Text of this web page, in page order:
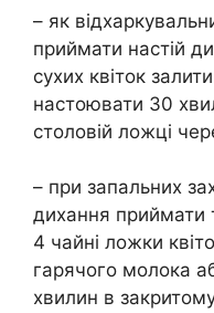
– як
приймати настій
сухих квіток
настоювати 30
столовій ложці
– при запальних
дихання приймати
4 чайні ложки
гарячого молока
хвилин в